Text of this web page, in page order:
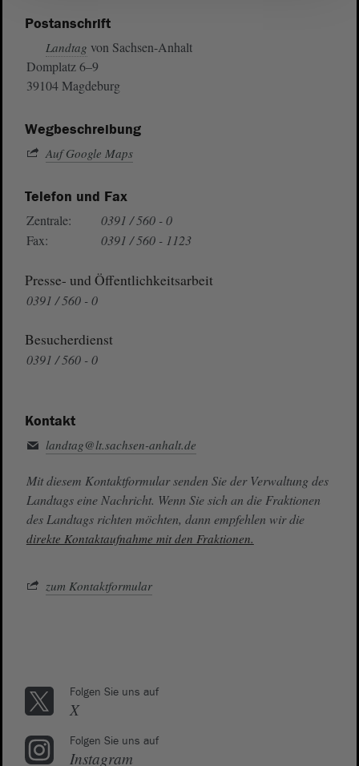
Postanschrift
Landtag von Sachsen-Anhalt
Domplatz 6–9
39104 Magdeburg
Wegbeschreibung
Auf Google Maps
Telefon und Fax
Zentrale:
0391 / 560 - 0
Fax:
0391 / 560 - 1123
Presse- und Öffentlichkeitsarbeit
0391 / 560 - 0
Besucherdienst
0391 / 560 - 0
Kontakt
landtag@lt.sachsen-anhalt.de
Mit diesem Kontaktformular senden Sie der Verwaltung des
Landtags eine Nachricht. Wenn Sie sich an die Fraktionen
des Landtags richten möchten, dann empfehlen wir die
direkte Kontaktaufnahme mit den Fraktionen.
zum Kontaktformular
Folgen Sie uns auf
X
Folgen Sie uns auf
Instagram